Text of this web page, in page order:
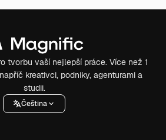
tvorbu vaší nejlepší práce. Více než 1
kreativci, podniky, agenturami a
studii.
Čeština